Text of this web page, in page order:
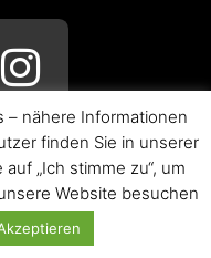
GEWÄHR.
– nähere Informationen
finden Sie in unserer
„Ich stimme zu“, um
Website besuchen